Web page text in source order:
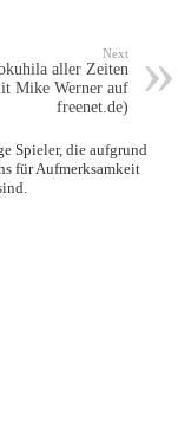
Next
aller Zeiten
Mike Werner auf
freenet.de)
Spieler, die aufgrund
für Aufmerksamkeit